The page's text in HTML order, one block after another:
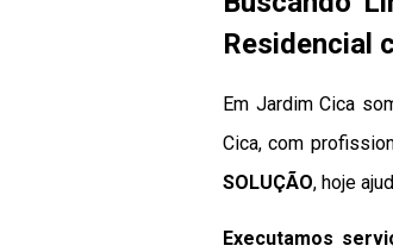
Residencial
Em Jardim Cica
Cica, com
SOLUÇÃO, hoje
Executamos